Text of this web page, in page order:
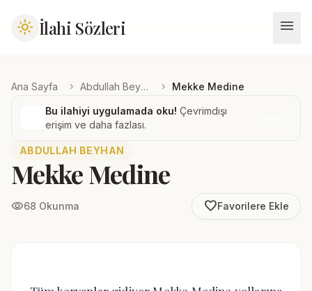
light_mode İlahi Sözleri menu
Ana Sayfa chevron_right Abdullah Beyhan chevron_right Mekke Medine
Bu ilahiyi uygulamada oku! Çevrimdışı
erişim ve daha fazlası.
ABDULLAH BEYHAN
Mekke Medine
visibility68 Okunma favorite_borderFavorilere Ekle